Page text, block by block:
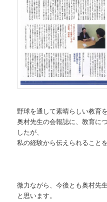
野球を通して素晴らしい教育
奥村先生の会報誌に、教育に
したが、
私の経験から伝えられること
微力ながら、今後とも奥村先
と思います。